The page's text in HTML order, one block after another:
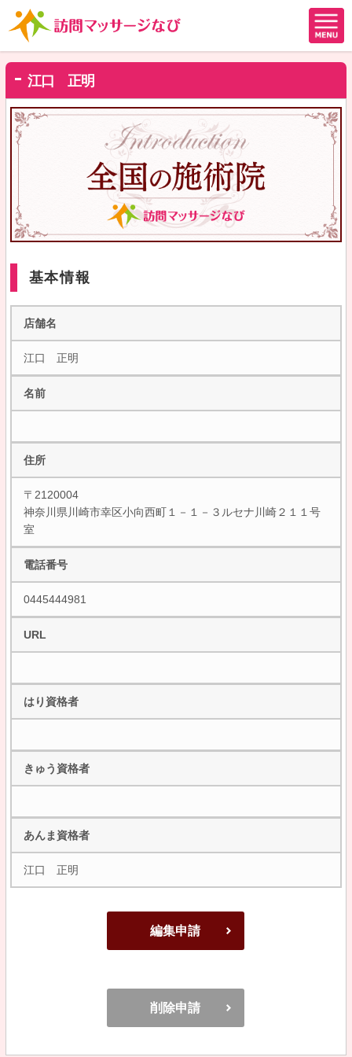
江口 正明
基本情報
店舗名
江口 正明
名前
住所
〒2120004
神奈川県川崎市幸区小向西町１－１－３ルセナ川崎２１１号
室
電話番号
0445444981
URL
はり資格者
きゅう資格者
あんま資格者
江口 正明
編集申請
削除申請